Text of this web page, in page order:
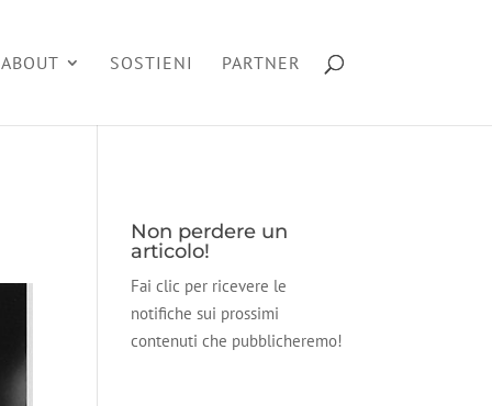
ABOUT SOSTIENI PARTNER
Non perdere un
articolo!
Fai clic per ricevere le
notifiche sui prossimi
contenuti che pubblicheremo!